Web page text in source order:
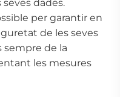
dades.
per garantir en
de les seves
sempre de la
les mesures